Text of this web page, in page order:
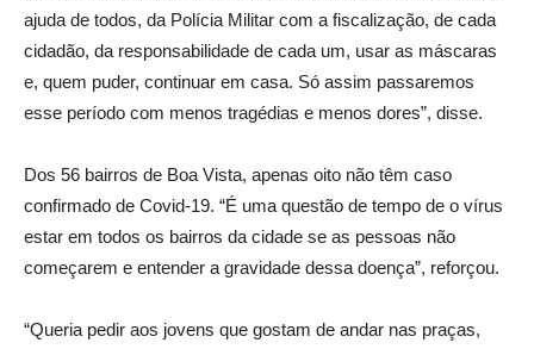
ajuda de todos, da Polícia Militar com a fiscalização, de cada
cidadão, da responsabilidade de cada um, usar as máscaras
e, quem puder, continuar em casa. Só assim passaremos
esse período com menos tragédias e menos dores”, disse.
Dos 56 bairros de Boa Vista, apenas oito não têm caso
confirmado de Covid-19. “É uma questão de tempo de o vírus
estar em todos os bairros da cidade se as pessoas não
começarem e entender a gravidade dessa doença”, reforçou.
“Queria pedir aos jovens que gostam de andar nas praças,